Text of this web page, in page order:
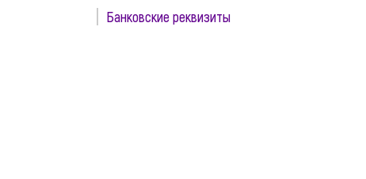
Банковские реквизиты